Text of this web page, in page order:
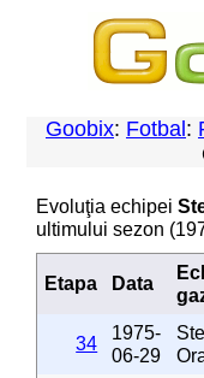
Goobix: Fotbal :
Evoluţia echipei
ultimului sezon
Etapa Data
34
1975-
06-29